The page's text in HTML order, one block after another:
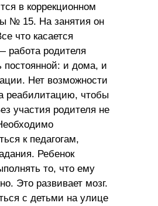
в коррекционном
№ 15. На занятия он
что касается
работа родителя
постоянной: и дома, и
Нет возможности
реабилитацию, чтобы
участия родителя не
к педагогам,
Ребенок
то, что ему
Это развивает мозг.
с детьми на улице